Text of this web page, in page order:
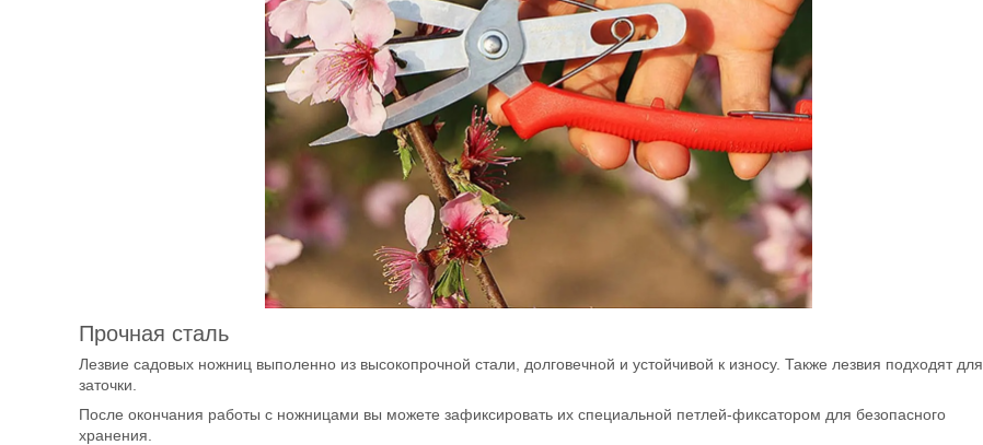
Прочная сталь
Лезвие садовых ножниц выполенно из высокопрочной стали, долговечной и устойчивой к износу. Также лезвия подходят для
заточки.
После окончания работы с ножницами вы можете зафиксировать их специальной петлей-фиксатором для безопасного
хранения.